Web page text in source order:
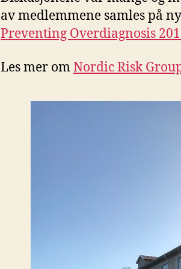
av medlemmene samles på
Preventing Overdiagnosis
Les mer omNordic Risk